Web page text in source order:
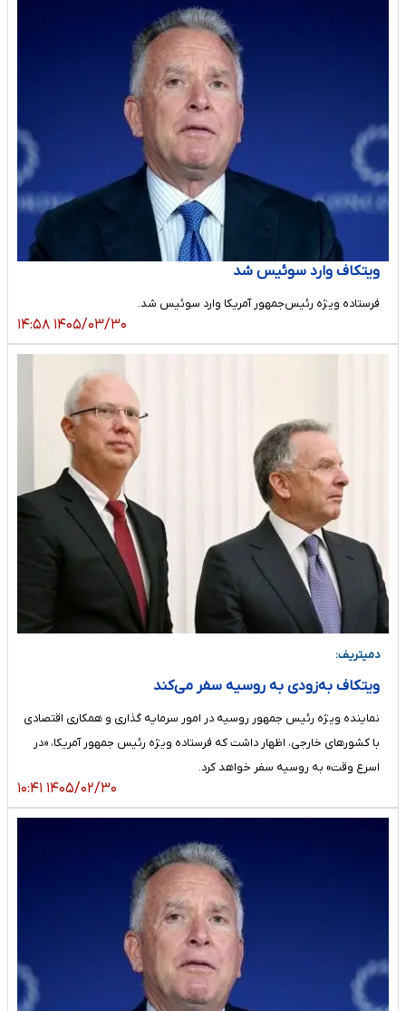
ویتکاف وارد سوئیس شد
فرستاده ویژه رئیس‌جمهور آمریکا وارد سوئیس شد.
۱۴۰۵/۰۳/۳۰ ۱۴:۵۸
دمیتریف:
ویتکاف به‌زودی به روسیه سفر می‌کند
نماینده ویژه رئیس جمهور روسیه در امور سرمایه گذاری و همکاری اقتصادی
با کشورهای خارجی، اظهار داشت که ‌فرستاده ویژه رئیس جمهور آمریکا، «در
اسرع وقت» به روسیه سفر خواهد کرد.
۱۴۰۵/۰۲/۳۰ ۱۰:۴۱